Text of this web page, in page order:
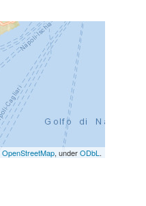
OpenStreetMap, underODbL.